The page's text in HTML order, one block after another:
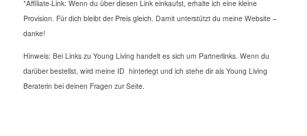
*Affiliate-Link: Wenn du über diesen Link einkaufst, erhalte ich eine kleine
Provision. Für dich bleibt der Preis gleich. Damit unterstützt du meine Website –
danke!
Hinweis: Bei Links zu Young Living handelt es sich um Partnerlinks. Wenn du
darüber bestellst, wird meine ID hinterlegt und ich stehe dir als Young Living
Beraterin bei deinen Fragen zur Seite.